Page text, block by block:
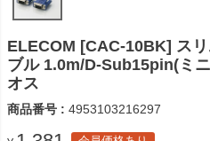
ELECOM [CAC-10BK] ス
ブル 1.0m/D-Sub15pin(ミ
オス
商品番号 4953103216297